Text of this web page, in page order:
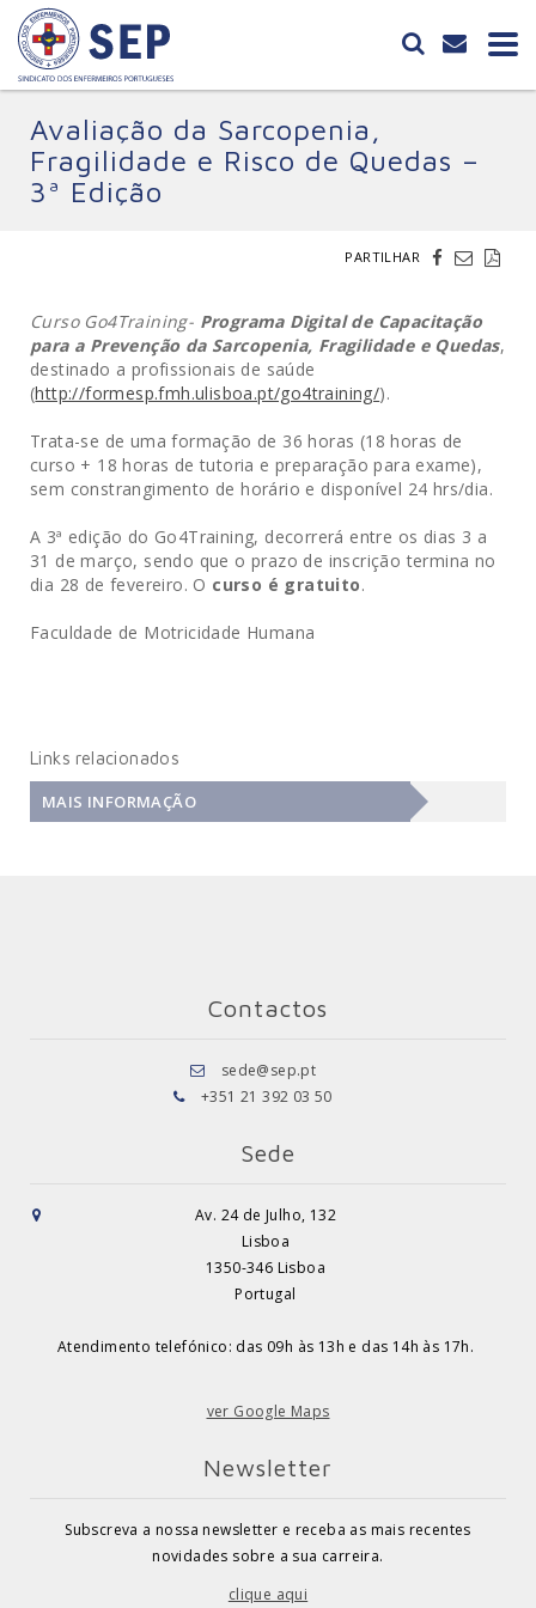
Avaliação da Sarcopenia,
Fragilidade e Risco de Quedas –
3ª Edição
PARTILHAR
Curso Go4Training- Programa Digital de Capacitação
para a Prevenção da Sarcopenia, Fragilidade e Quedas,
destinado a profissionais de saúde
(http://formesp.fmh.ulisboa.pt/go4training/).
Trata-se de uma formação de 36 horas (18 horas de
curso + 18 horas de tutoria e preparação para exame),
sem constrangimento de horário e disponível 24 hrs/dia.
A 3ª edição do Go4Training, decorrerá entre os dias 3 a
31 de março, sendo que o prazo de inscrição termina no
dia 28 de fevereiro. O curso é gratuito.
Faculdade de Motricidade Humana
Links relacionados
MAIS INFORMAÇÃO
Contactos
sede@sep.pt
+351 21 392 03 50
Sede
Av. 24 de Julho, 132
Lisboa
1350-346 Lisboa
Portugal
Atendimento telefónico: das 09h às 13h e das 14h às 17h.
ver Google Maps
Newsletter
Subscreva a nossa newsletter e receba as mais recentes
novidades sobre a sua carreira.
clique aqui